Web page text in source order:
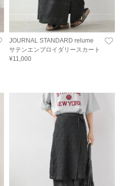
JOURNAL STANDARD relume
サテンエンブロイダリースカート
¥11,000